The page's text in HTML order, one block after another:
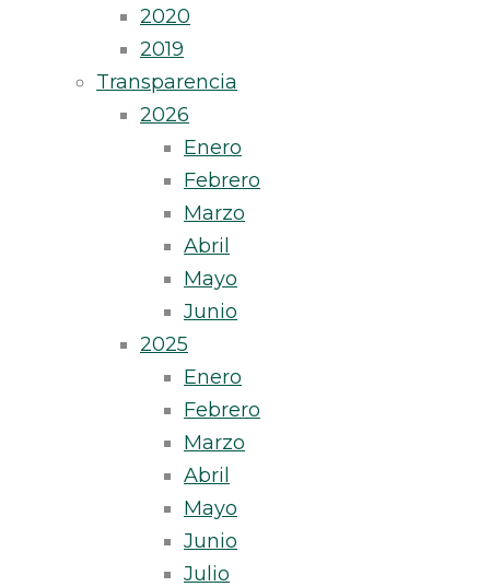
2020
2019
Transparencia
2026
Enero
Febrero
Marzo
Abril
Mayo
Junio
2025
Enero
Febrero
Marzo
Abril
Mayo
Junio
Julio